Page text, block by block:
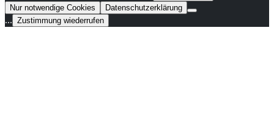
Nur notwendige Cookies
Datenschutzerklärung
... Zustimmung wiederrufen